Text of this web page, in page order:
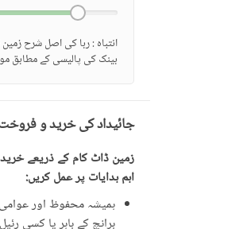
انتباہ : ربا کی اصل شرح
بینک کی پالیسی کے مطابق
جائیداد کی خرید و
زمین ڈاٹ کام کے ذریعے
اہم ہدایات پر عمل کریں:
ہمیشہ محفوظ اور
برانچ کے باہر یا کسی